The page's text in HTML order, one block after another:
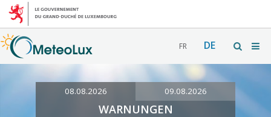
FR DE
08.08.2026 09.08.2026
WARNUNGEN